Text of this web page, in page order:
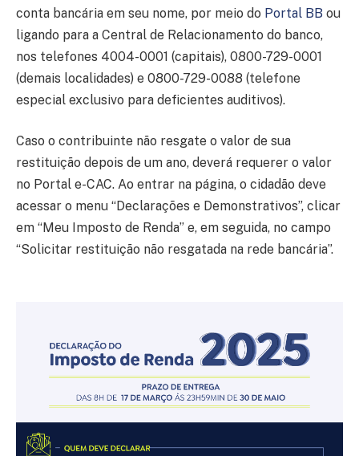
conta bancária em seu nome, por meio do Portal BB ou
ligando para a Central de Relacionamento do banco,
nos telefones 4004-0001 (capitais), 0800-729-0001
(demais localidades) e 0800-729-0088 (telefone
especial exclusivo para deficientes auditivos).
Caso o contribuinte não resgate o valor de sua
restituição depois de um ano, deverá requerer o valor
no Portal e-CAC. Ao entrar na página, o cidadão deve
acessar o menu “Declarações e Demonstrativos”, clicar
em “Meu Imposto de Renda” e, em seguida, no campo
“Solicitar restituição não resgatada na rede bancária”.